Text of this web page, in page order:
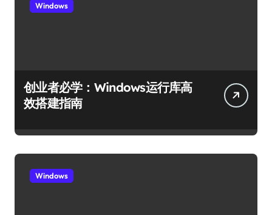
Windows
创业者必学：Windows运行库高
效搭建指南
Windows